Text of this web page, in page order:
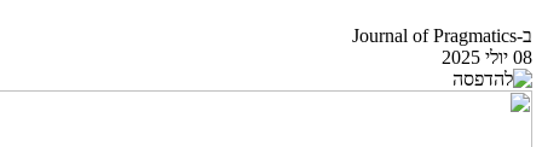
ב-Journal of Pragmatics
08 יולי 2025